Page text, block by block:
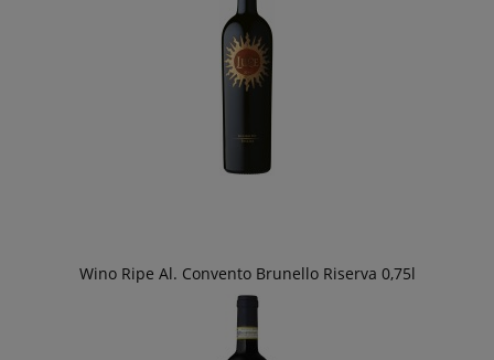
Wino Ripe Al. Convento Brunello Riserva 0,75l